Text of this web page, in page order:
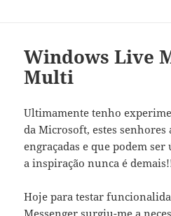
Windows Live
Multi
Ultimamente tenho
da Microsoft, estes senhores
engraçadas e que podem
a inspiração nunca é
Hoje para testar